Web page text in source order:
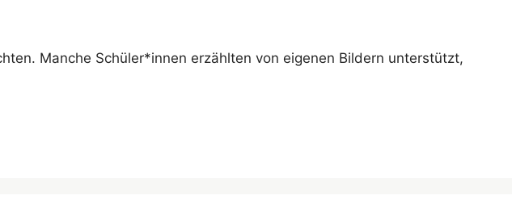
Manche Schüler*innen erzählten von eigenen Bildern unterstützt,